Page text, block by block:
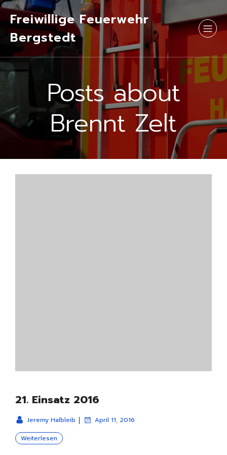
Freiwillige Feuerwehr
Bergstedt
Posts about
Brennt Zelt
21. Einsatz 2016
Jeremy Halbleib | April 11, 2016
Weiterlesen